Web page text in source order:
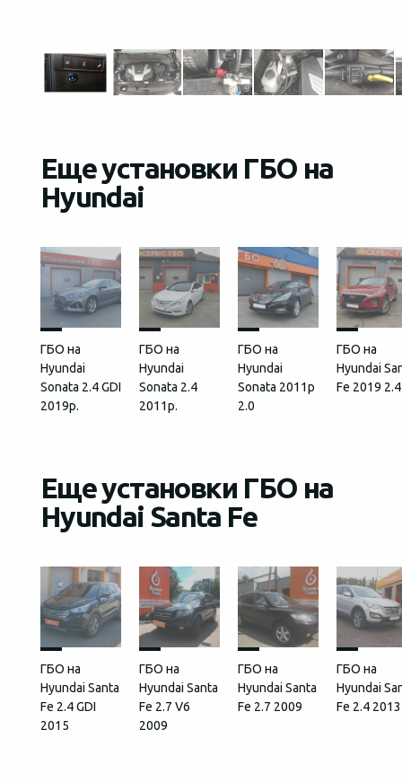
Еще установки ГБО на
Hyundai
ГБО на
Hyundai
Sonata 2.4 GDI
2019р.
ГБО на
Hyundai
Sonata 2.4
2011р.
ГБО на
Hyundai
Sonata 2011р
2.0
ГБО на
Hyundai
Fe 2019 2.4
Еще установки ГБО на
Hyundai Santa Fe
ГБО на
Hyundai Santa
Fe 2.4 GDI
2015
ГБО на
Hyundai Santa
Fe 2.7 V6
2009
ГБО на
Hyundai Santa
Fe 2.7 2009
ГБО на
Hyundai
Fe 2.4 2013